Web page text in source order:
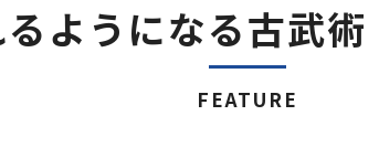
ようになる古武
FEATURE